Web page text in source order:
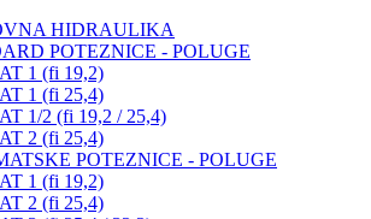
HIDRAULIKA
POTEZNICE - POLUGE
1 (fi 19,2)
1 (fi 25,4)
1/2 (fi 19,2 / 25,4)
2 (fi 25,4)
POTEZNICE - POLUGE
1 (fi 19,2)
2 (fi 25,4)